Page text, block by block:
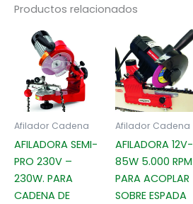
Productos relacionados
Afilador Cadena
AFILADORA SEMI-
PRO 230V –
230W. PARA
CADENA DE
Afilador Cadena
AFILADORA 12V-
85W 5.000 RPM
PARA ACOPLAR
SOBRE ESPADA